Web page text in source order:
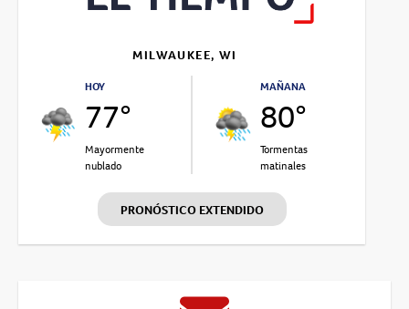
MILWAUKEE, WI
HOY
77°
Mayormente
nublado
MAÑANA
80°
Tormentas
matinales
PRONÓSTICO EXTENDIDO